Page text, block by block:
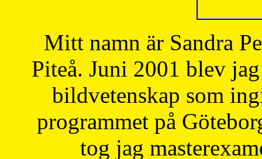
Mitt namn är Sandra
Piteå. Juni 2001 blev
bildvetenskap som
programmet på
tog jag